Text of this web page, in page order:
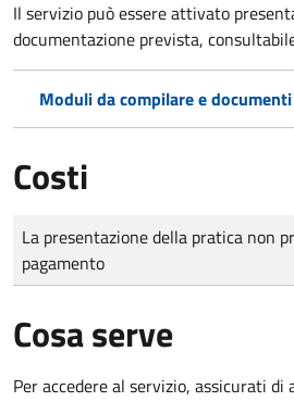
Il servizio può essere attivato
documentazione prevista,
Moduli da compilare e
Costi
Tipo di pagamento
Importo
La presentazione della pratica non
pagamento
Cosa serve
Per accedere al servizio, assicurati di